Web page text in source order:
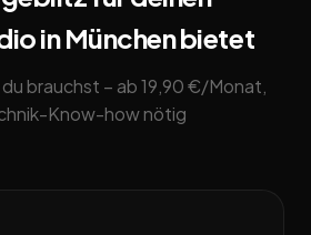
in München bietet
brauchst – ab 19,90 €/Monat,
Know-how nötig